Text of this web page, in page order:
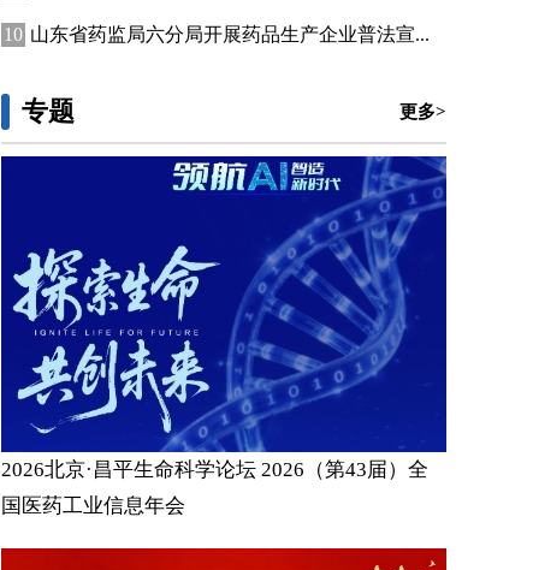
山东省药监局六分局开展药品生产企业普法宣...
专题 更多>
2026北京·昌平生命科学论坛 2026（第43届）全
国医药工业信息年会